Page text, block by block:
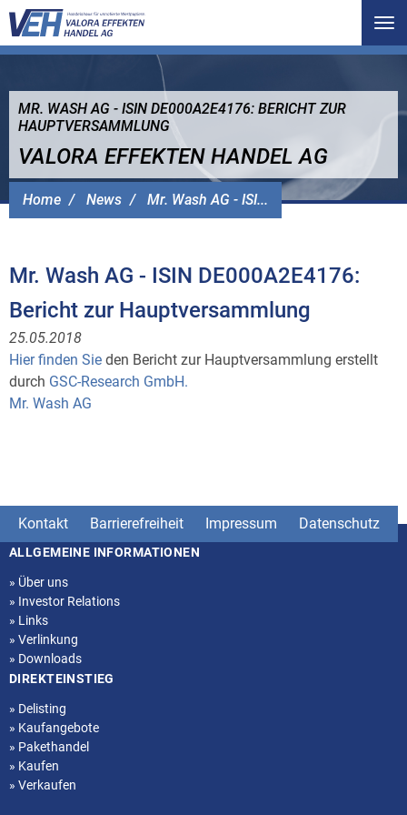
Home News Mr. Wash AG - ISI...
MR. WASH AG - ISIN DE000A2E4176: BERICHT ZUR
HAUPTVERSAMMLUNG
VALORA EFFEKTEN HANDEL AG
Mr. Wash AG - ISIN DE000A2E4176:
Bericht zur Hauptversammlung
25.05.2018
Hier finden Sie den Bericht zur Hauptversammlung erstellt
durch GSC-Research GmbH.
Mr. Wash AG
Kontakt Barrierefreiheit Impressum Datenschutz
Seitenstruktur
ALLGEMEINE INFORMATIONEN
» Über uns
» Investor Relations
» Links
» Verlinkung
» Downloads
DIREKTEINSTIEG
» Delisting
» Kaufangebote
» Pakethandel
» Kaufen
» Verkaufen